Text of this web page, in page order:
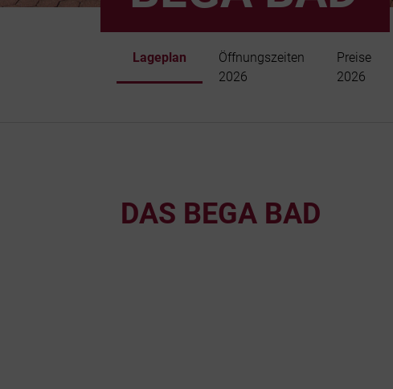
Lageplan
Öffnungszeiten
2026
Preise
2026
DAS BEGA BAD